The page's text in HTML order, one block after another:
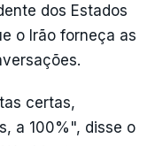
dos Estados
o Irão forneça as
certas,
a 100%", disse o